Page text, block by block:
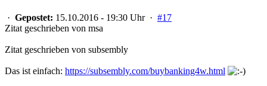
· Gepostet: 15.10.2016 - 19:30 Uhr · #17
Zitat geschrieben von msa
Zitat geschrieben von subsembly
Das ist einfach: https://subsembly.com/buybanking4w.html